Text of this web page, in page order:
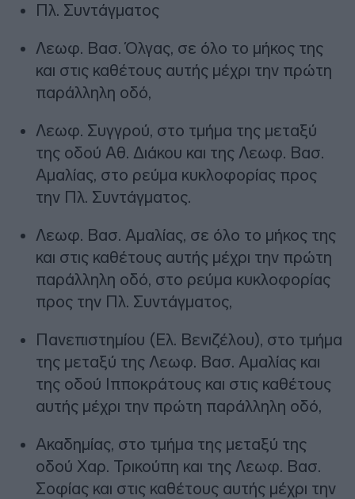
Πλ. Συντάγματος
Λεωφ. Βασ. Όλγας, σε όλο το μήκος της
και στις καθέτους αυτής μέχρι την πρώτη
παράλληλη οδό,
Λεωφ. Συγγρού, στο τμήμα της μεταξύ
της οδού Αθ. Διάκου και της Λεωφ. Βασ.
Αμαλίας, στο ρεύμα κυκλοφορίας προς
την Πλ. Συντάγματος.
Λεωφ. Βασ. Αμαλίας, σε όλο το μήκος της
και στις καθέτους αυτής μέχρι την πρώτη
παράλληλη οδό, στο ρεύμα κυκλοφορίας
προς την Πλ. Συντάγματος,
Πανεπιστημίου (Ελ. Βενιζέλου), στο τμήμα
της μεταξύ της Λεωφ. Βασ. Αμαλίας και
της οδού Ιπποκράτους και στις καθέτους
αυτής μέχρι την πρώτη παράλληλη οδό,
Ακαδημίας, στο τμήμα της μεταξύ της
οδού Χαρ. Τρικούπη και της Λεωφ. Βασ.
Σοφίας και στις καθέτους αυτής μέχρι την